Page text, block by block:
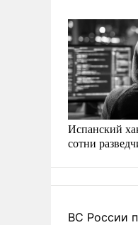
Испанский
сотни
ВС России